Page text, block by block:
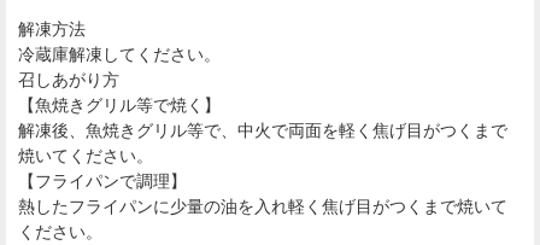
解凍方法
冷蔵庫解凍してください。
召しあがり方
【魚焼きグリル等で焼く】
解凍後、魚焼きグリル等で、中火で両面を軽く焦げ目がつくまで
焼いてください。
【フライパンで調理】
熱したフライパンに少量の油を入れ軽く焦げ目がつくまで焼いて
ください。